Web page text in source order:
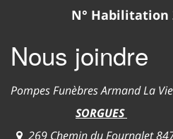
N° Habilitation
Nous joindre
Pompes Funèbres Armand La
SORGUES
269 Chemin du Fournalet